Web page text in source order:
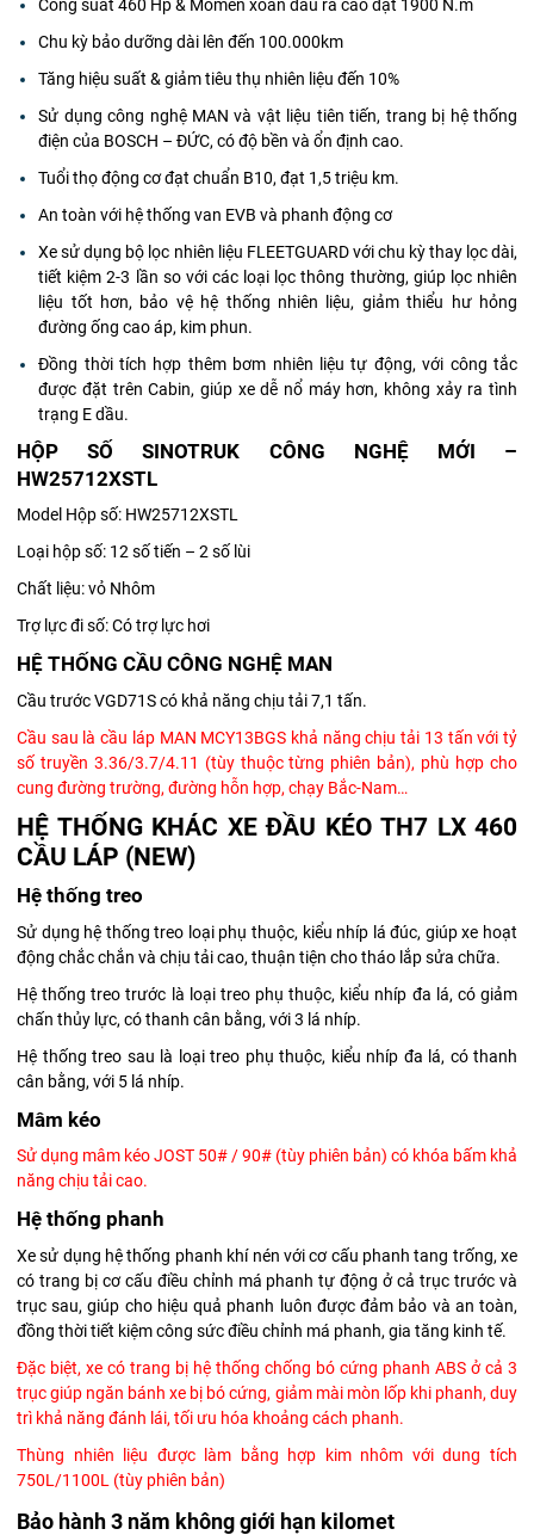
Công suất 460 Hp & Momen xoắn đầu ra cao đạt 1900 N.m
Chu kỳ bảo dưỡng dài lên đến 100.000km
Tăng hiệu suất & giảm tiêu thụ nhiên liệu đến 10%
Sử dụng công nghệ MAN và vật liệu tiên tiến, trang bị hệ thống
điện của BOSCH – ĐỨC, có độ bền và ổn định cao.
Tuổi thọ động cơ đạt chuẩn B10, đạt 1,5 triệu km.
An toàn với hệ thống van EVB và phanh động cơ
Xe sử dụng bộ lọc nhiên liệu FLEETGUARD với chu kỳ thay lọc dài,
tiết kiệm 2-3 lần so với các loại lọc thông thường, giúp lọc nhiên
liệu tốt hơn, bảo vệ hệ thống nhiên liệu, giảm thiểu hư hỏng
đường ống cao áp, kim phun.
Đồng thời tích hợp thêm bơm nhiên liệu tự động, với công tắc
được đặt trên Cabin, giúp xe dễ nổ máy hơn, không xảy ra tình
trạng E dầu.
HỘP SỐ SINOTRUK CÔNG NGHỆ MỚI –
HW25712XSTL
Model Hộp số: HW25712XSTL
Loại hộp số: 12 số tiến – 2 số lùi
Chất liệu: vỏ Nhôm
Trợ lực đi số: Có trợ lực hơi
HỆ THỐNG CẦU CÔNG NGHỆ MAN
Cầu trước VGD71S có khả năng chịu tải 7,1 tấn.
Cầu sau là cầu láp MAN MCY13BGS khả năng chịu tải 13 tấn với tỷ
số truyền 3.36/3.7/4.11 (tùy thuộc từng phiên bản), phù hợp cho
cung đường trường, đường hỗn hợp, chạy Bắc-Nam…
HỆ THỐNG KHÁC XE ĐẦU KÉO TH7 LX 460
CẦU LÁP (NEW)
Hệ thống treo
Sử dụng hệ thống treo loại phụ thuộc, kiểu nhíp lá đúc, giúp xe hoạt
động chắc chắn và chịu tải cao, thuận tiện cho tháo lắp sửa chữa.
Hệ thống treo trước là loại treo phụ thuộc, kiểu nhíp đa lá, có giảm
chấn thủy lực, có thanh cân bằng, với 3 lá nhíp.
Hệ thống treo sau là loại treo phụ thuộc, kiểu nhíp đa lá, có thanh
cân bằng, với 5 lá nhíp.
Mâm kéo
Sử dụng mâm kéo JOST 50# / 90# (tùy phiên bản) có khóa bấm khả
năng chịu tải cao.
Hệ thống phanh
Xe sử dụng hệ thống phanh khí nén với cơ cấu phanh tang trống, xe
có trang bị cơ cấu điều chỉnh má phanh tự động ở cả trục trước và
trục sau, giúp cho hiệu quả phanh luôn được đảm bảo và an toàn,
đồng thời tiết kiệm công sức điều chỉnh má phanh, gia tăng kinh tế.
Đặc biệt, xe có trang bị hệ thống chống bó cứng phanh ABS ở cả 3
trục giúp ngăn bánh xe bị bó cứng, giảm mài mòn lốp khi phanh, duy
trì khả năng đánh lái, tối ưu hóa khoảng cách phanh.
Thùng nhiên liệu được làm bằng hợp kim nhôm với dung tích
750L/1100L (tùy phiên bản)
Bảo hành 3 năm không giới hạn kilomet